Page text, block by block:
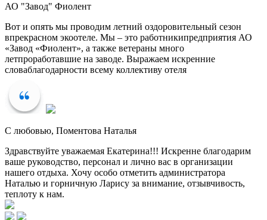
АО "Завод" Фиолент
Вот и опять мы проводим летний оздоровительный сезон
впрекрасном экоотеле. Мы – это работникипредприятия АО
«Завод «Фиолент», а также ветераны много
летпроработавшие на заводе. Выражаем искренние
словаблагодарности всему коллективу отеля
С любовью, Поментова Наталья
Здравствуйте уважаемая Екатерина!!! Искренне благодарим
ваше руководство, персонал и лично вас в организации
нашего отдыха. Хочу особо отметить администратора
Наталью и горничную Ларису за внимание, отзывчивость,
теплоту к нам.